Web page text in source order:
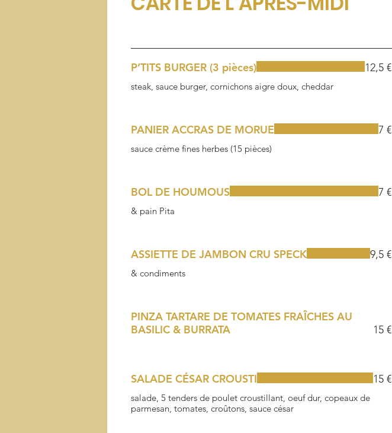
P’TITS BURGER (3 pièces)
steak, sauce burger, cornichons aigre doux, cheddar
12,5 €
PANIER ACCRAS DE MORUE
sauce crème fines herbes (15 pièces)
7 €
BOL DE HOUMOUS
& pain Pita
7 €
ASSIETTE DE JAMBON CRU SPECK
& condiments
9,5 €
PINZA TARTARE DE TOMATES FRAÎCHES AU
BASILIC & BURRATA
15 €
SALADE CÉSAR CROUSTI
salade, 5 tenders de poulet croustillant, oeuf dur, copeaux de
parmesan, tomates, croûtons, sauce césar
15 €